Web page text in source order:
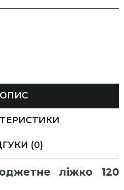
ОПИС
(0)
ліжко 120